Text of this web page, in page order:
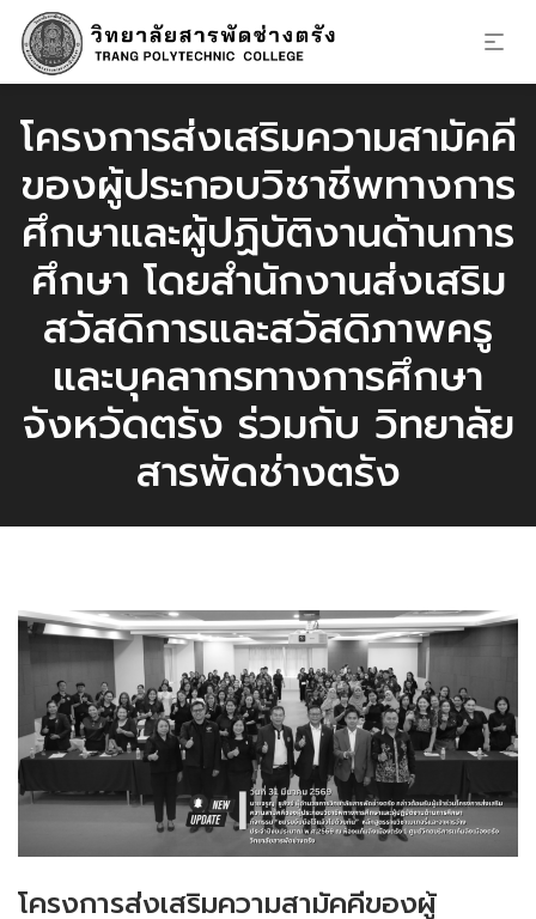
โครงการส่งเสริมความสามัคคี
ของผู้ประกอบวิชาชีพทางการ
ศึกษาและผู้ปฏิบัติงานด้านการ
ศึกษา โดยสำนักงานส่งเสริม
สวัสดิการและสวัสดิภาพครู
และบุคลากรทางการศึกษา
จังหวัดตรัง ร่วมกับ วิทยาลัย
สารพัดช่างตรัง
โครงการส่งเสริมความสามัคคีของผู้